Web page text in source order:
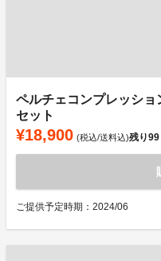
ペルチェコンプレッシ
セット
¥18,900 (税込/送料込)残り99
ご提供予定時期：2024/06